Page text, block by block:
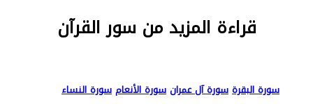
قراءة المزيد من سور القرآن
سورة البقرة سورة آل عمران سورة الأنعام سورة النساء